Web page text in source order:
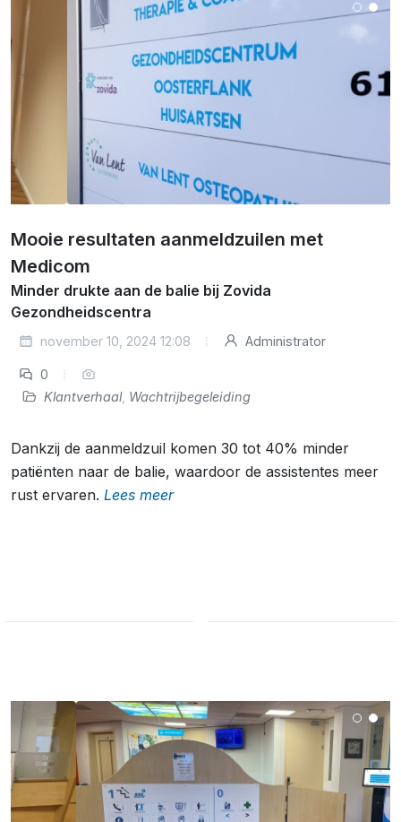
Mooie resultaten aanmeldzuilen met
Medicom
Minder drukte aan de balie bij Zovida
Gezondheidscentra
november 10, 2024 12:08 Administrator
0
Klantverhaal, Wachtrijbegeleiding
Dankzij de aanmeldzuil komen 30 tot 40% minder
patiënten naar de balie, waardoor de assistentes meer
rust ervaren. Lees meer